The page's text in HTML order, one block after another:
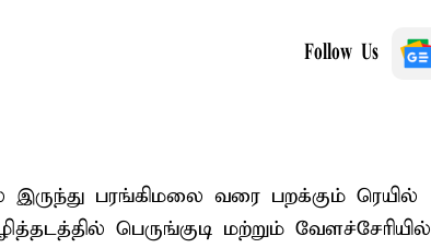
Follow Us
பரங்கிமலை வரை பறக்கும் ரெயில்
பெருங்குடி மற்றும் வேளச்சேரியில்